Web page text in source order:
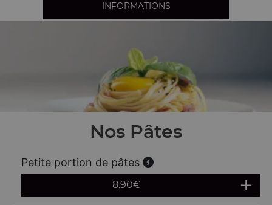
INFORMATIONS
Nos Pâtes
Petite portion de pâtes
8.90€